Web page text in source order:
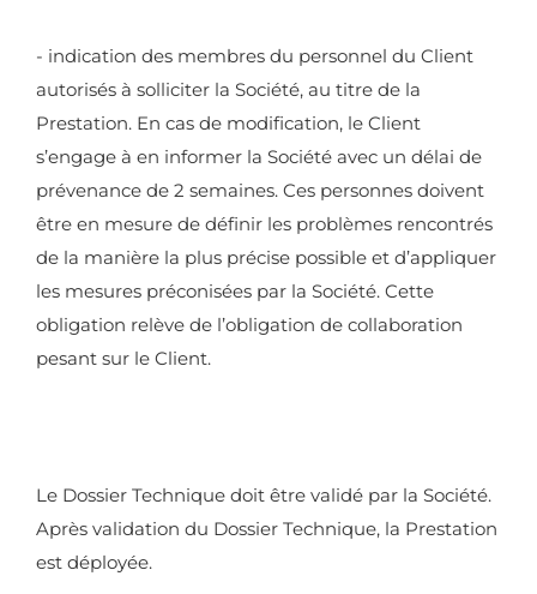
- indication des membres du personnel du Client
autorisés à solliciter la Société, au titre de la
Prestation. En cas de modification, le Client
s’engage à en informer la Société avec un délai de
prévenance de 2 semaines. Ces personnes doivent
être en mesure de définir les problèmes rencontrés
de la manière la plus précise possible et d’appliquer
les mesures préconisées par la Société. Cette
obligation relève de l’obligation de collaboration
pesant sur le Client.
Le Dossier Technique doit être validé par la Société.
Après validation du Dossier Technique, la Prestation
est déployée.